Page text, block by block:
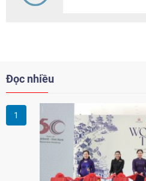
trẻ em gái.
Đọc nhiều